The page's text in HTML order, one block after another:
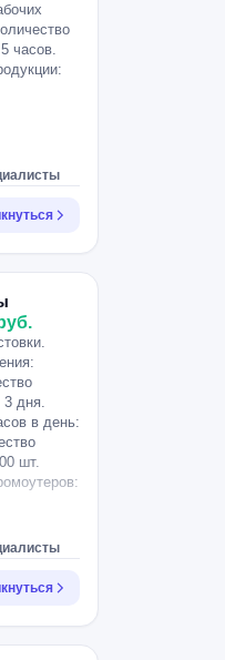
часов.
3 дня.
в день:
шт.